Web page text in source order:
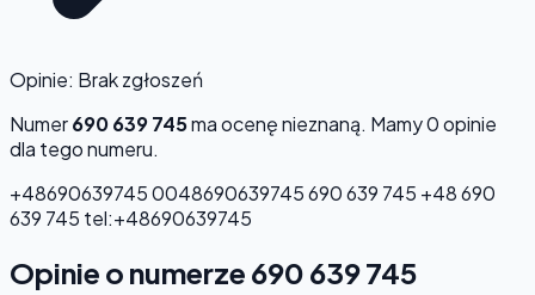
Opinie: Brak zgłoszeń
Numer690 639 745ma ocenęnieznaną. Mamy 0 opinie
dla tego numeru.
+486906397450048690639745690 639 745 +48 690
639 745 tel:+48690639745
Opinie o numerze 690 639 745